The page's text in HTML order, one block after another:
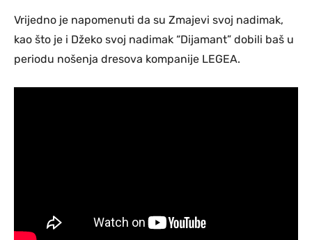
Vrijedno je napomenuti da su Zmajevi svoj nadimak,
kao što je i Džeko svoj nadimak “Dijamant” dobili baš u
periodu nošenja dresova kompanije LEGEA.